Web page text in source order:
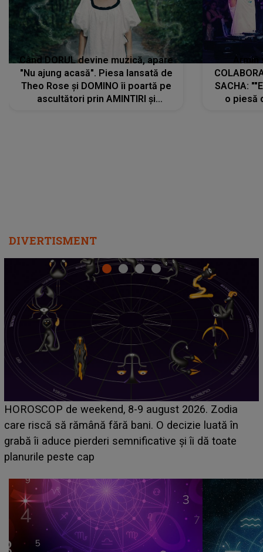
Când DORUL devine muzică, apare
"Nu ajung acasă". Piesa lansată de
Theo Rose și DOMINO îi poartă pe
ascultători prin AMINTIRI și
SACHA:
o piesă
DIVERTISMENT
Emanuel a ținut ACEST DETALIU ASCUNS până
acum! În fața Alexandrei, concurentul din Casa Iubirii
face o MĂRTURISIRE NEAȘTEPTATĂ despre mama
sa: "I-am spus și ei în față, eu nu te iubesc pentru